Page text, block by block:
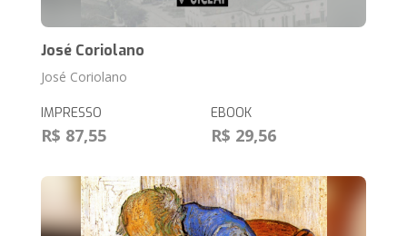
José Coriolano
José Coriolano
IMPRESSO
R$ 87,55
EBOOK
R$ 29,56